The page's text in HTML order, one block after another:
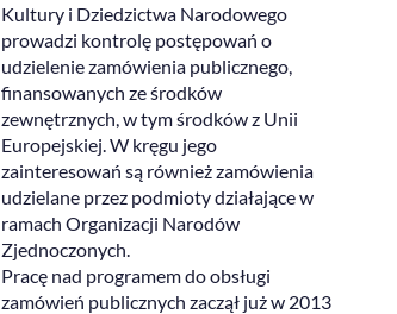
Kultury i Dziedzictwa Narodowego
prowadzi kontrolę postępowań o
udzielenie zamówienia publicznego,
finansowanych ze środków
zewnętrznych, w tym środków z Unii
Europejskiej. W kręgu jego
zainteresowań są również zamówienia
udzielane przez podmioty działające w
ramach Organizacji Narodów
Zjednoczonych.
Pracę nad programem do obsługi
zamówień publicznych zaczął już w 2013